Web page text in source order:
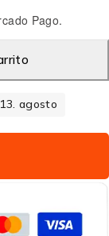
Pago.
agosto